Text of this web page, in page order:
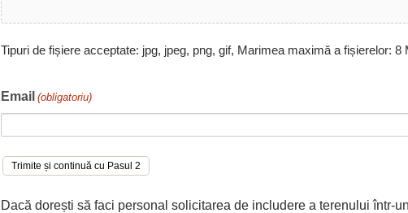
Tipuri de fișiere acceptate: jpg, jpeg, png, gif, Marimea maximă a fișierelor: 8
Email (obligatoriu)
Dacă dorești să faci personal solicitarea de includere a terenului într-